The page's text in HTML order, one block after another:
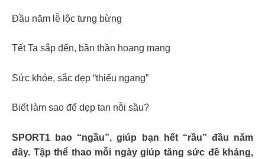
Đầu năm lễ lộc tưng bừng
Tết Ta sắp đến, bần thần hoang mang
Sức khỏe, sắc đẹp “thiếu ngang”
Biết làm sao để dẹp tan nỗi sầu?
SPORT1 bao “ngầu”, giúp bạn hết “rầu” đầu năm
đây. Tập thể thao mỗi ngày giúp tăng sức đề kháng,